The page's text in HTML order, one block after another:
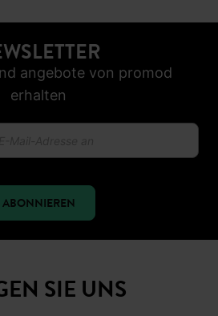
angebote von promod
erhalten
ABONNIEREN
SIE UNS